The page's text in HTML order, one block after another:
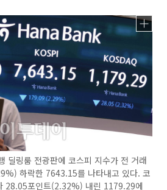
딜링룸 전광판에 코스피 지수가 전 거래
하락한 7643.15를 나타내고 있다. 코
28.05포인트(2.32%) 내린 1179.29에